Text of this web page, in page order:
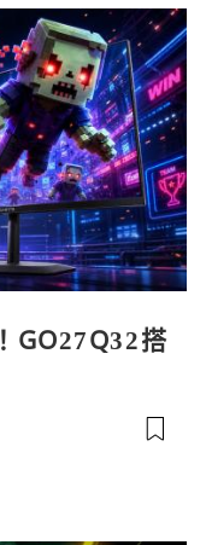
GO27Q32搭